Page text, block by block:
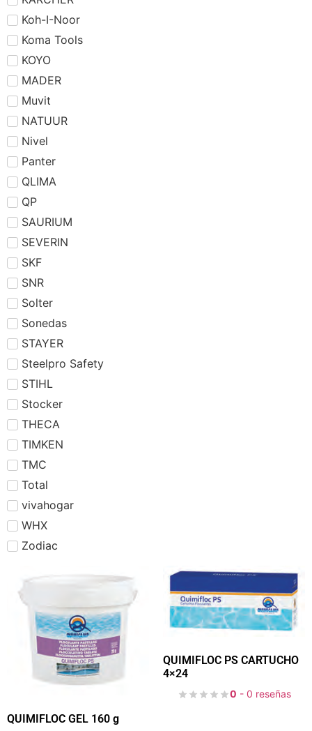
Koh-I-Noor
Koma Tools
KOYO
MADER
Muvit
NATUUR
Nivel
Panter
QLIMA
QP
SAURIUM
SEVERIN
SKF
SNR
Solter
Sonedas
STAYER
Steelpro Safety
STIHL
Stocker
THECA
TIMKEN
TMC
Total
vivahogar
WHX
Zodiac
QUIMIFLOC GEL 160 g
QUIMIFLOC PS CARTUCHO
4×24
0 - 0 reseñas